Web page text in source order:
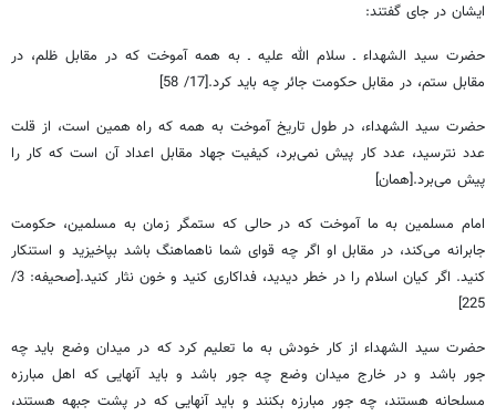
ایشان در جای گفتند:
حضرت سید الشهداء ـ سلام الله علیه ـ به همه آموخت که در مقابل ظلم، در
مقابل ستم، در مقابل حکومت جائر چه باید کرد.[17/ 58]
حضرت سید الشهداء، در طول تاریخ آموخت به همه که راه همین است، از قلت
عدد نترسید، عدد کار پیش نمی‌برد، کیفیت جهاد مقابل اعداد آن است که کار را
پیش می‌برد.[همان]
امام مسلمین به ما آموخت که در حالی که ستمگر زمان به مسلمین، حکومت
جابرانه می‌کند، در مقابل او اگر چه قوای شما ناهماهنگ باشد بپاخیزید و استنکار
کنید. اگر کیان اسلام را در خطر دیدید، فداکاری کنید و خون نثار کنید.[صحیفه: 3/
225]
حضرت سید الشهداء از کار خودش به ما تعلیم کرد که در میدان وضع باید چه
جور باشد و در خارج میدان وضع چه جور باشد و باید آنهایی که اهل مبارزه
مسلحانه هستند، چه جور مبارزه بکنند و باید آنهایی که در پشت جبهه هستند،